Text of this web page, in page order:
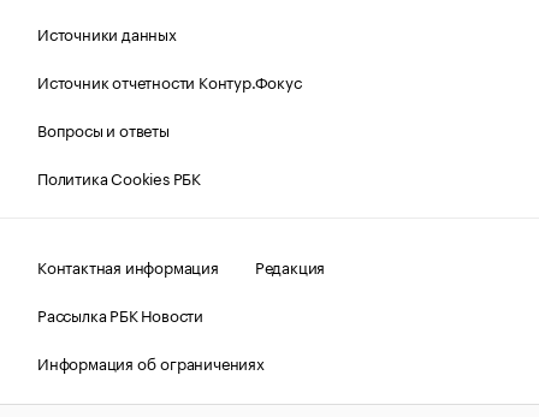
Источники данных
Источник отчетности Контур.Фокус
Вопросы и ответы
Политика Cookies РБК
Контактная информация
Редакция
Рассылка РБК Новости
Информация об ограничениях
Правовая информация
О соблюдении авторских прав